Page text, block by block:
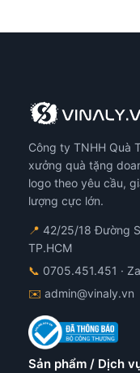
Công ty TNHH Quà
xưởng quà tặng
logo theo yêu cầu,
lượng cực lớn.
📍 42/25/18 Đường
TP.HCM
📞 0705.451.451 ·
✉️ admin@vinaly.vn
Sản phẩm / Dịch